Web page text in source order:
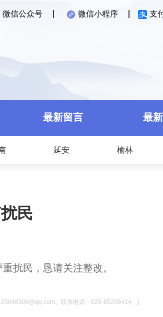
微信公众号 微信小程序 支
最新留言 最
延安 榆林
民
扰民，恳请关注整改。
。联系电话：029-85258414。]